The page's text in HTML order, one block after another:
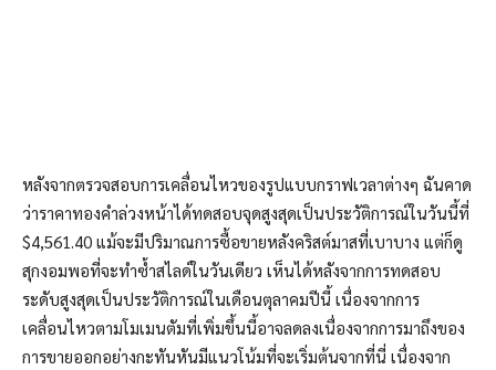
หลังจากตรวจสอบการเคลื่อนไหวของรูปแบบกราฟเวลาต่างๆ ฉันคาด
ว่าราคาทองคำล่วงหน้าได้ทดสอบจุดสูงสุดเป็นประวัติการณ์ในวันนี้ที่
$4,561.40 แม้จะมีปริมาณการซื้อขายหลังคริสต์มาสที่เบาบาง แต่ก็ดู
สุกงอมพอที่จะทำซ้ำสไลด์ในวันเดียว เห็นได้หลังจากการทดสอบ
ระดับสูงสุดเป็นประวัติการณ์ในเดือนตุลาคมปีนี้ เนื่องจากการ
เคลื่อนไหวตามโมเมนตัมที่เพิ่มขึ้นนี้อาจลดลงเนื่องจากการมาถึงของ
การขายออกอย่างกะทันหันมีแนวโน้มที่จะเริ่มต้นจากที่นี่ เนื่องจาก